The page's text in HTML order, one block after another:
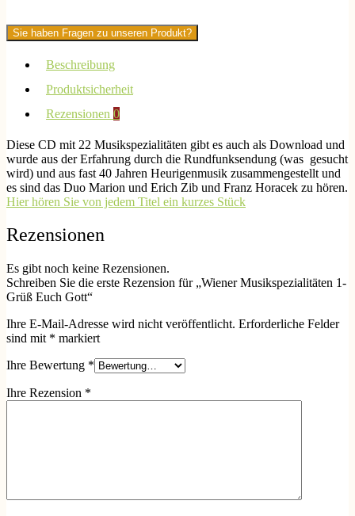
Sie haben Fragen zu unseren Produkt?
Beschreibung
Produktsicherheit
Rezensionen 0
Diese CD mit 22 Musikspezialitäten gibt es auch als Download und
wurde aus der Erfahrung durch die Rundfunksendung (was gesucht
wird) und aus fast 40 Jahren Heurigenmusik zusammengestellt und
es sind das Duo Marion und Erich Zib und Franz Horacek zu hören.
Hier hören Sie von jedem Titel ein kurzes Stück
Rezensionen
Es gibt noch keine Rezensionen.
Schreiben Sie die erste Rezension für „Wiener Musikspezialitäten 1-
Grüß Euch Gott“
Ihre E-Mail-Adresse wird nicht veröffentlicht. Erforderliche Felder
sind mit * markiert
Ihre Bewertung *
Ihre Rezension *